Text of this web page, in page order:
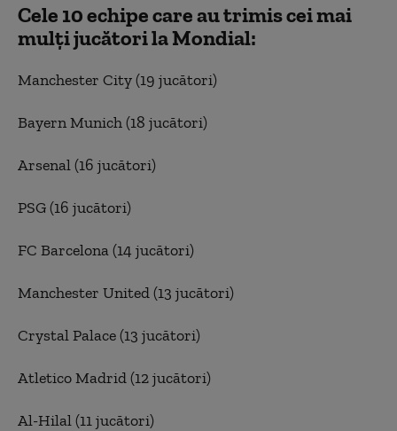
Cele 10 echipe care au trimis cei mai
mulți jucători la Mondial:
Manchester City (19 jucători)
Bayern Munich (18 jucători)
Arsenal (16 jucători)
PSG (16 jucători)
FC Barcelona (14 jucători)
Manchester United (13 jucători)
Crystal Palace (13 jucători)
Atletico Madrid (12 jucători)
Al-Hilal (11 jucători)